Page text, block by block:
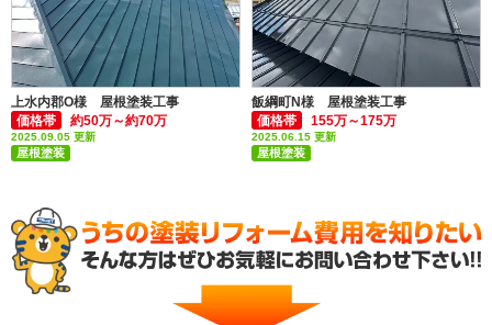
上水内郡O様 屋根塗装工事
価格帯
約50万～約70万
2025.09.05 更新
屋根塗装
飯綱町N様 屋根塗装工事
価格帯
155万～175万
2025.06.15 更新
屋根塗装